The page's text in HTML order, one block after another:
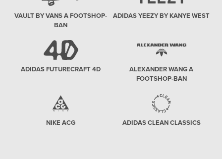
VAULT BY VANS A FOOTSHOP-
BAN
ADIDAS YEEZY BY KANYE WEST
ADIDAS FUTURECRAFT 4D
ALEXANDER WANG A
FOOTSHOP-BAN
NIKE ACG ADIDAS CLEAN CLASSICS